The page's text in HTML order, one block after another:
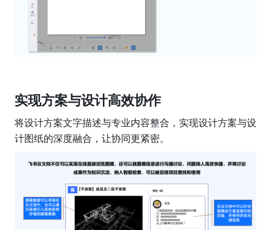
实现方案与设计高效协作
将设计方案文字描述与专业内容整合，实现设计方案与设
计图纸的深度融合，让协同更紧密。